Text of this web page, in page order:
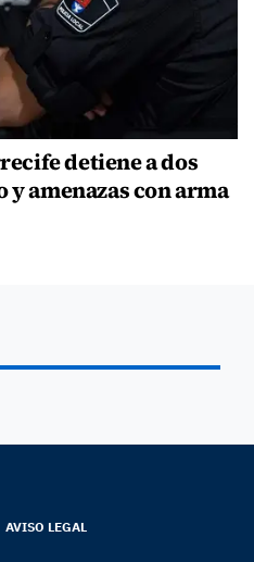
detiene a dos
amenazas con arma
AVISO LEGAL